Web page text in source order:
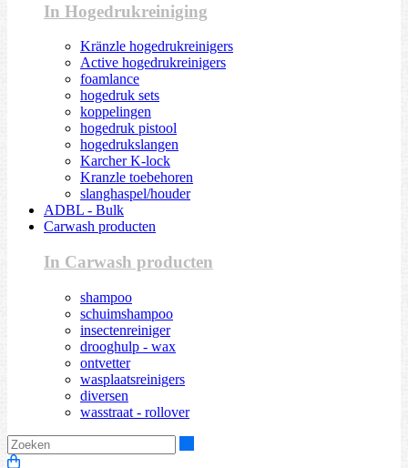
In Hogedrukreiniging
Kränzle hogedrukreinigers
Active hogedrukreinigers
foamlance
hogedruk sets
koppelingen
hogedruk pistool
hogedrukslangen
Karcher K-lock
Kranzle toebehoren
slanghaspel/houder
ADBL - Bulk
Carwash producten
In Carwash producten
shampoo
schuimshampoo
insectenreiniger
drooghulp - wax
ontvetter
wasplaatsreinigers
diversen
wasstraat - rollover